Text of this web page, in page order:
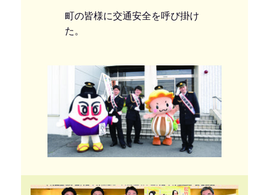
町の皆様に交通安全を呼び掛け
た。